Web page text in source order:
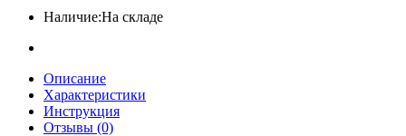
Наличие:На складе
Описание
Характеристики
Инструкция
Отзывы (0)